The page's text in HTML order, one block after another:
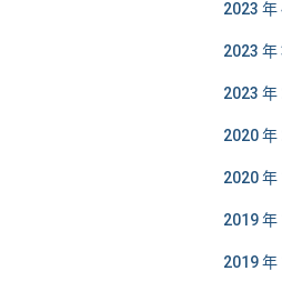
2023 年
2023 年
2023 年
2020 年
2020 年
2019 年
2019 年